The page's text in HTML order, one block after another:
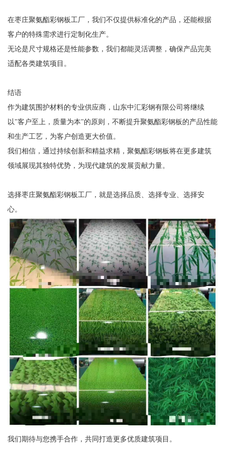
在枣庄聚氨酯彩钢板工厂，我们不仅提供标准化的产品，还能根据
客户的特殊需求进行定制化生产。
无论是尺寸规格还是性能参数，我们都能灵活调整，确保产品完美
适配各类建筑项目。
结语
作为建筑围护材料的专业供应商，山东中汇彩钢有限公司将继续
以"客户至上，质量为本"的原则，不断提升聚氨酯彩钢板的产品性能
和生产工艺，为客户创造更大价值。
我们相信，通过持续创新和精益求精，聚氨酯彩钢板将在更多建筑
领域展现其独特优势，为现代建筑的发展贡献力量。
选择枣庄聚氨酯彩钢板工厂，就是选择品质、选择专业、选择安
心。
我们期待与您携手合作，共同打造更多优质建筑项目。